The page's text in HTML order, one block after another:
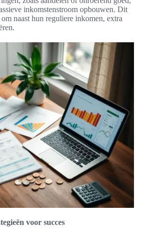
inkomstenstroom opbouwen. Dit
naast hun reguliere inkomen, extra
voor succes